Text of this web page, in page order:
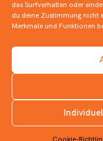
das Surfverhalten oder
du deine Zustimmung nicht
Merkmale und Funktionen
INSTAGRAM